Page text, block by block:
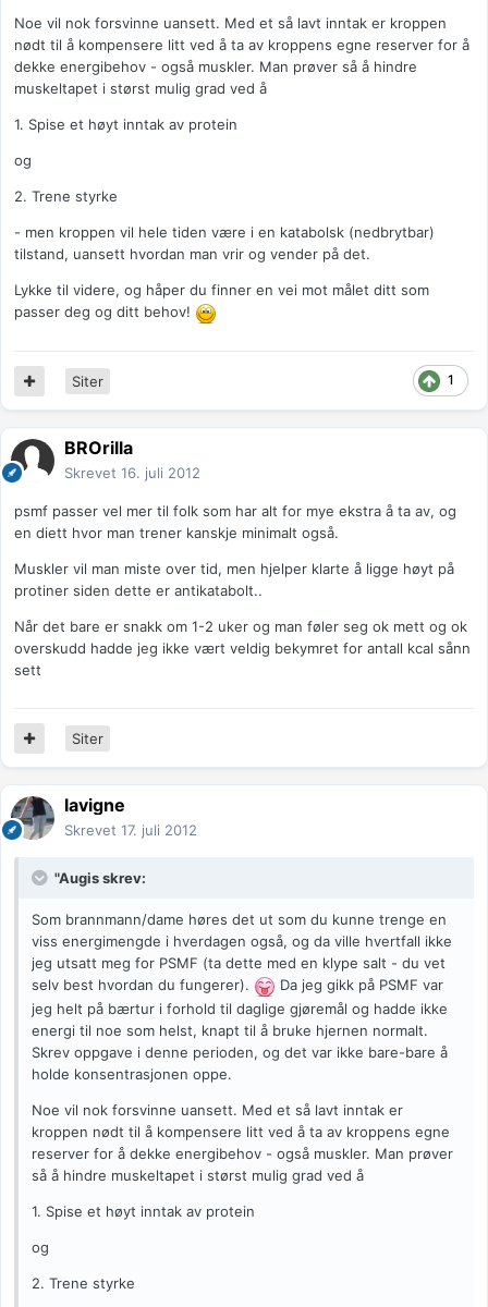
Noe vil nok forsvinne uansett. Med et så lavt inntak er kroppen
nødt til å kompensere litt ved å ta av kroppens egne reserver for å
dekke energibehov - også muskler. Man prøver så å hindre
muskeltapet i størst mulig grad ved å
1. Spise et høyt inntak av protein
og
2. Trene styrke
- men kroppen vil hele tiden være i en katabolsk (nedbrytbar)
tilstand, uansett hvordan man vrir og vender på det.
Lykke til videre, og håper du finner en vei mot målet ditt som
passer deg og ditt behov!
1
Siter
BROrilla
Skrevet 16. juli 2012
psmf passer vel mer til folk som har alt for mye ekstra å ta av, og
en diett hvor man trener kanskje minimalt også.
Muskler vil man miste over tid, men hjelper klarte å ligge høyt på
protiner siden dette er antikatabolt..
Når det bare er snakk om 1-2 uker og man føler seg ok mett og ok
overskudd hadde jeg ikke vært veldig bekymret for antall kcal sånn
sett
Siter
lavigne
Skrevet 17. juli 2012
"Augis skrev:
Som brannmann/dame høres det ut som du kunne trenge en
viss energimengde i hverdagen også, og da ville hvertfall ikke
jeg utsatt meg for PSMF (ta dette med en klype salt - du vet
selv best hvordan du fungerer).
Da jeg gikk på PSMF var
jeg helt på bærtur i forhold til daglige gjøremål og hadde ikke
energi til noe som helst, knapt til å bruke hjernen normalt.
Skrev oppgave i denne perioden, og det var ikke bare-bare å
holde konsentrasjonen oppe.
Noe vil nok forsvinne uansett. Med et så lavt inntak er
kroppen nødt til å kompensere litt ved å ta av kroppens egne
reserver for å dekke energibehov - også muskler. Man prøver
så å hindre muskeltapet i størst mulig grad ved å
1. Spise et høyt inntak av protein
og
2. Trene styrke